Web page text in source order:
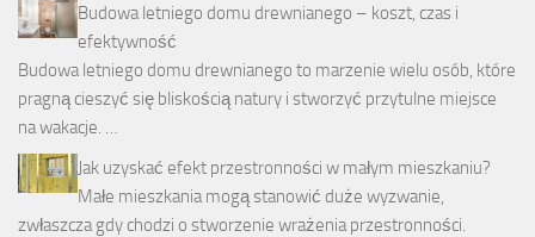
Budowa letniego domu drewnianego – koszt, czas i
efektywność
Budowa letniego domu drewnianego to marzenie wielu osób, które
pragną cieszyć się bliskością natury i stworzyć przytulne miejsce
na wakacje. …
Jak uzyskać efekt przestronności w małym mieszkaniu?
Małe mieszkania mogą stanowić duże wyzwanie,
zwłaszcza gdy chodzi o stworzenie wrażenia przestronności.